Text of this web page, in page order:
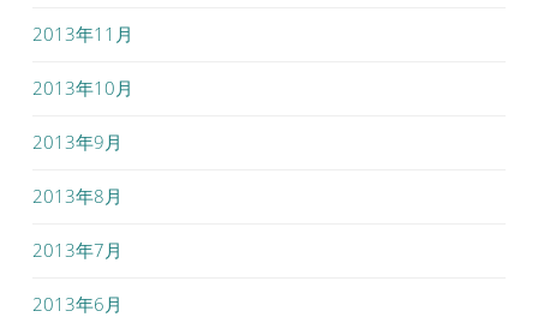
2013年11月
2013年10月
2013年9月
2013年8月
2013年7月
2013年6月